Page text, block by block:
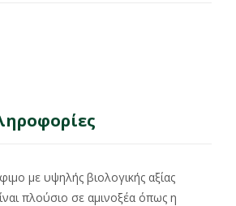
με υψηλής βιολογικής αξίας
πλούσιο σε αμινοξέα όπως η